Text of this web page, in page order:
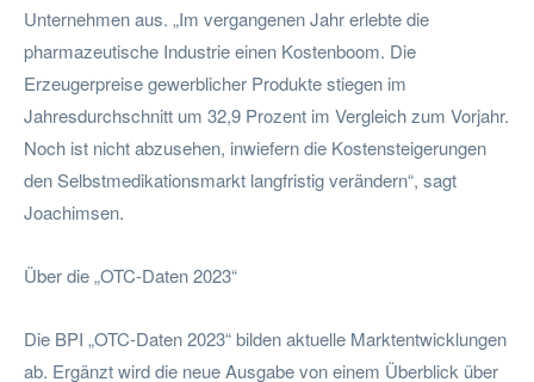
Unternehmen aus. „Im vergangenen Jahr erlebte die
pharmazeutische Industrie einen Kostenboom. Die
Erzeugerpreise gewerblicher Produkte stiegen im
Jahresdurchschnitt um 32,9 Prozent im Vergleich zum Vorjahr.
Noch ist nicht abzusehen, inwiefern die Kostensteigerungen
den Selbstmedikationsmarkt langfristig verändern“, sagt
Joachimsen.
Über die „OTC-Daten 2023“
Die BPI „OTC-Daten 2023“ bilden aktuelle Marktentwicklungen
ab. Ergänzt wird die neue Ausgabe von einem Überblick über